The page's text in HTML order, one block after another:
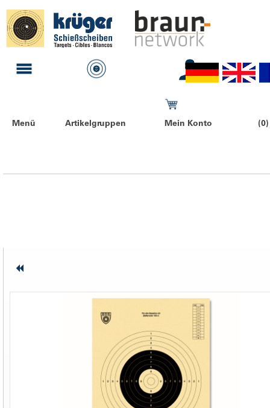
Menü Artikelgruppen Mein Konto